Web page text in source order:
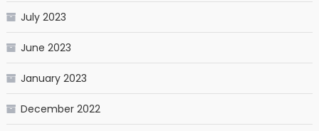
July 2023
June 2023
January 2023
December 2022